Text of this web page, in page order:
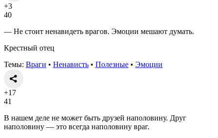
+3
40
— Не стоит ненавидеть врагов. Эмоции мешают думать.
Крестный отец
Темы: Враги • Ненависть • Полезные • Эмоции
+17
41
В нашем деле не может быть друзей наполовину. Друг
наполовину — это всегда наполовину враг.